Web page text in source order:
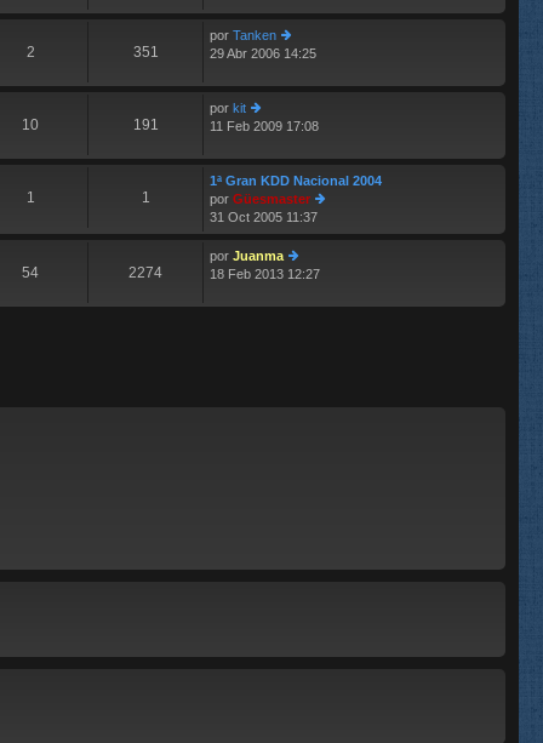
n
s
aj
im
o
m
n
aj
2 351
por Tanken
er
im
m
n
s
aj
e
29 Abr 2006 14:25
10 191
por kit
er
im
o
m
e
n
s
aj
11 Feb 2009 17:08
1 1
1ª Gran KDD Nacional 2004
por Güesmaster
er
últ
o
e
31 Oct 2005 11:37
54 2274
por Juanma
er
im
18 Feb 2013 12:27